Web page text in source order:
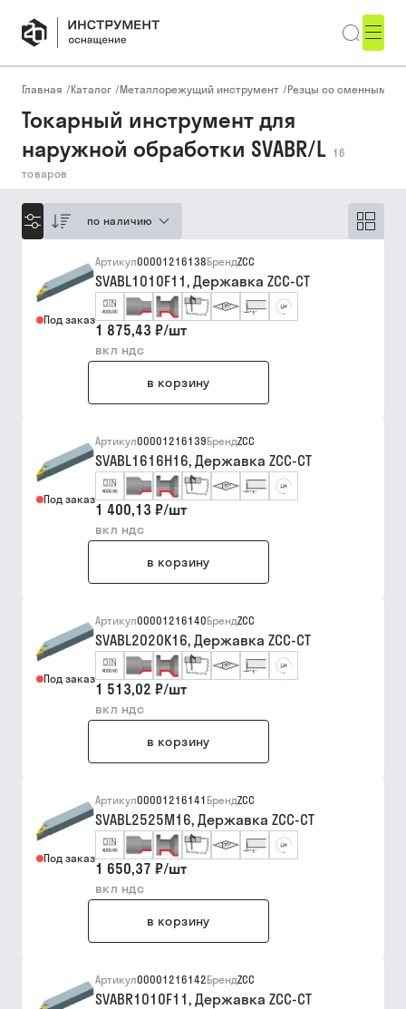
Главная /Каталог /Металлорежущий инструмент /Резцы со сменными
Токарный инструмент для
наружной обработки SVABR/L 16
товаров
по наличию
Под заказ
Артикул00001216138БрендZCC
SVABL1010F11, Державка ZCC-CT
1 875,43 ₽/шт
вкл ндс
в корзину
Под заказ
Артикул00001216139БрендZCC
SVABL1616H16, Державка ZCC-CT
1 400,13 ₽/шт
вкл ндс
в корзину
Под заказ
Артикул00001216140БрендZCC
SVABL2020K16, Державка ZCC-CT
1 513,02 ₽/шт
вкл ндс
в корзину
Под заказ
Артикул00001216141 БрендZCC
SVABL2525M16, Державка ZCC-CT
1 650,37 ₽/шт
вкл ндс
в корзину
Артикул00001216142БрендZCC
SVABR1010F11, Державка ZCC-CT